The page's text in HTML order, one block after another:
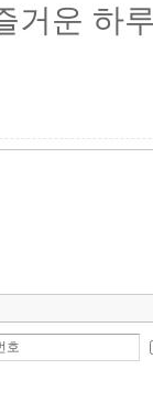
거운 하
호